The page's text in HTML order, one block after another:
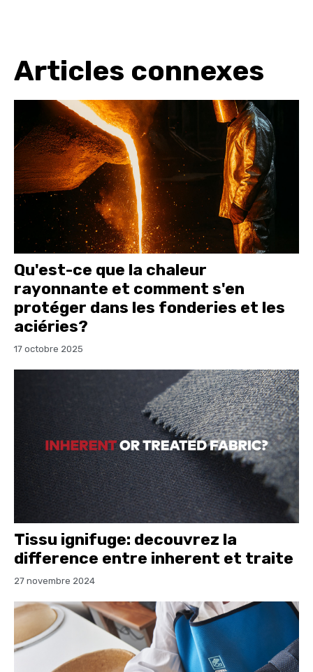
Articles connexes
Qu'est-ce que la chaleur
rayonnante et comment s'en
protéger dans les fonderies et les
aciéries?
17 octobre 2025
Tissu ignifuge: decouvrez la
difference entre inherent et traite
27 novembre 2024